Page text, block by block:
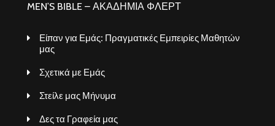
MEN’S BIBLE – ΑΚΑΔΗΜΙΑ ΦΛΕΡΤ
Είπαν για Εμάς: Πραγματικές Εμπειρίες Μαθητών
μας
Σχετικά με Εμάς
Στείλε μας Μήνυμα
Δες τα Γραφεία μας